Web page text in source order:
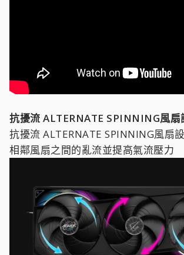
抗擾流 ALTERNATE SPINNING風扇
抗擾流 ALTERNATE SPINNING風扇
相鄰風扇之間的亂流並提高氣流壓力